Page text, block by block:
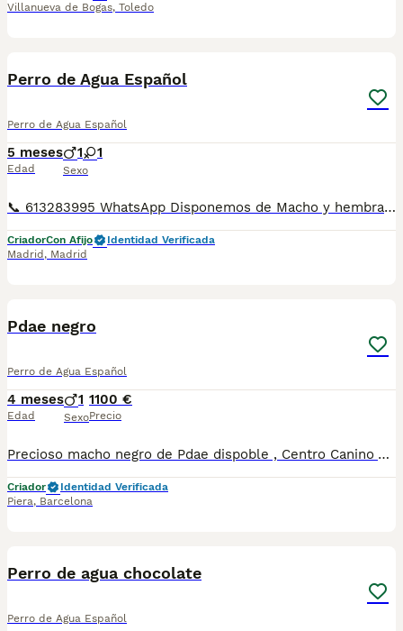
Villanueva de Bogas, Toledo
Perro de Agua Español
Perro de Agua Español
5 meses
Edad
1 1
Sexo
📞 613283995 WhatsApp Disponemos de Macho y hembra de Perro de Agua Español de color chocolate Entregamos nuestros pequeños cachorritos con todas las garantías y cuidados necesarios , disponemos de núcleo zoológico para crianza y venta de nuestros cachorros . ✅Desparasitaciones y vacunas correspondientes a su edad . ✅Cartilla de vacunación . ✅Revisiones veterinarias . ✅Garantías víricas de 15 días . ✅Garantías genéticas de un año . Seriedad , confianza y bienestar animal son nuestra prioridad . También ofrecemos transporte propio para nuestros pequeños cachorros a toda la península , el pago lo podéis hacer contra reembolso . (con coste adicional) . Mandamos a toda España . Disponemos de varias razas Si no esta la raza que queréis llámanos , intentaremos encontrártela , trabajamos con los mejores criadores de España .
CriadorCon Afijo
Identidad Verificada
Madrid , Madrid
Pdae negro
Perro de Agua Español
4 meses
Edad
1
Sexo
1100 €
Precio
Precioso macho negro de Pdae dispoble , Centro Canino Vallbonica es mucho más que un centro de cría , es una familia comprometida con el bienestar animal y la cria responsable, por ello todos nuestros bebés nacen y se crían en nuestras instalaciones , asegurando así un correcto desarrollo y una magnífica socialización, consiguiendo en cada ejemplar un carácter juguetón y extrovertido algo primordial para su adaptación como un miembro más en tu familia . Se entregan con el carnet de vacunas con el plan correspondiente a su edad , desparasitados y microchip implantado y activado en registro de Anicom. Facilitamos junto al cachorro contrato de compra con garantías víricas de 15 días y congénitas de 1 año . Contamos con un gran equipo de profesionales entre los que se encuentran educadores, auxiliares y Veterinarios ofreciendo los controles sanitarios necesarios así como continua vigilancia asegurando su bienestar . Hacemos envíos a toda España con empresa de transporte privado, proporcionando un viaje confortable y ofreciendo las atenciones necesarias a nuestros bebés . Si estás interesado en alguno de nuestros ejemplares solicita información sin compromiso al 722269698 . También atendemos vía WhatsApp . PRECIO REAL ( incluye el IVA) . Núcleo zoológico B2501315
Criador
Identidad Verificada
Piera, Barcelona
Perro de agua chocolate
Perro de Agua Español